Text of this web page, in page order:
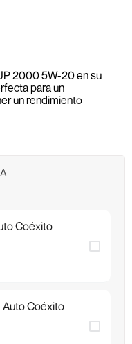
2000 5W-20 en su
para un
un rendimiento
el servicio
Coéxito
Auto Coéxito